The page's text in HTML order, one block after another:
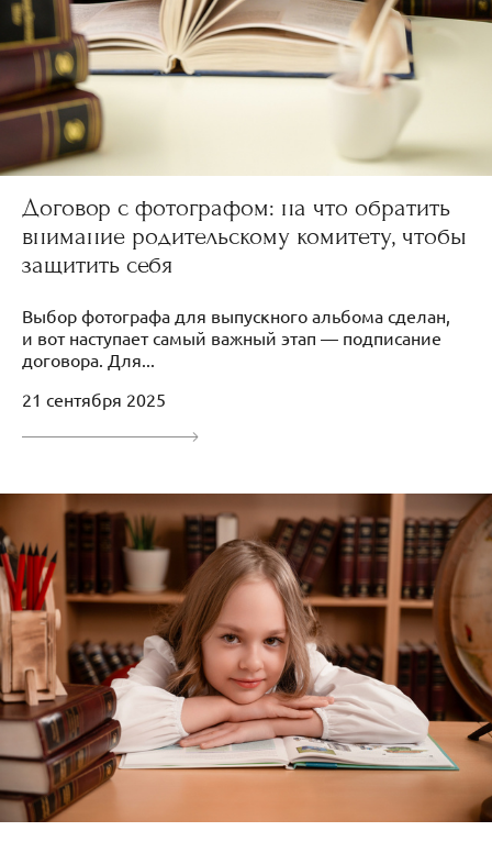
Договор с фотографом: на что обратить
внимание родительскому комитету, чтобы
защитить себя
Выбор фотографа для выпускного альбома сделан,
и вот наступает самый важный этап — подписание
договора. Для...
21 сентября 2025